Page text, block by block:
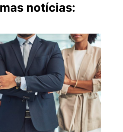
notícias: